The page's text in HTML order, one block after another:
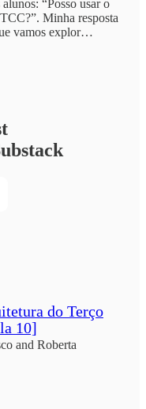
“Posso usar o
Minha resposta
vamos explor…
do Terço
10]
and Roberta